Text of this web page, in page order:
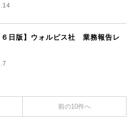
６日版】ウォルピス社 業務報告レ
前の10件へ